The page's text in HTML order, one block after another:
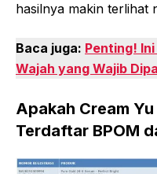
hasilnya makin terlihat
Baca juga: Penting!
Wajah yang Wajib
Apakah Cream
Terdaftar BPOM